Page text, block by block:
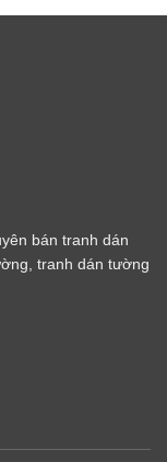
bán tranh dán
tranh dán tường